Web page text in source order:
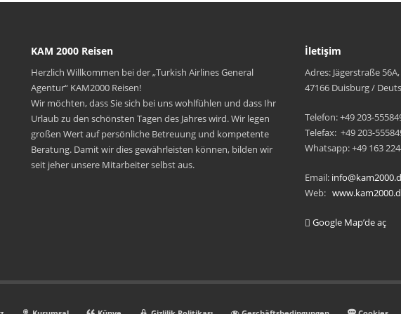
KAM 2000 Reisen
Herzlich Willkommen bei der „Turkish Airlines General
Agentur“ KAM2000 Reisen!
Wir möchten, dass Sie sich bei uns wohlfühlen und dass Ihr
Urlaub zu den schönsten Tagen des Jahres wird. Wir legen
großen Wert auf persönliche Betreuung und kompetente
Beratung. Damit wir dies gewährleisten können, bilden wir
seit jeher unsere Mitarbeiter selbst aus.
İletişim
Adres: Jägerstraße 56A,
47166 Duisburg /
Telefon: +49 203-
Telefax: +49 203-
Whatsapp: +49 163
Email:
Web:
Google Map’de aç